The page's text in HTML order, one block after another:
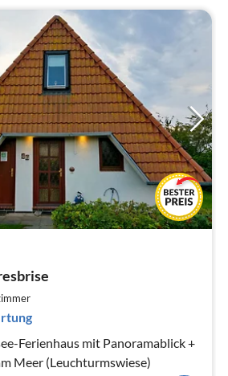
Ferienhaus mit Panoramablick +
Meer (Leuchturmswiese)